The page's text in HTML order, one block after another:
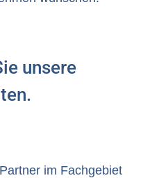
unsere
im Fachgebiet